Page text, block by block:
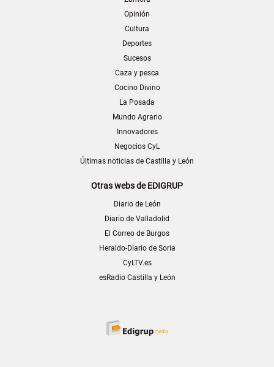
Opinión
Cultura
Deportes
Sucesos
Caza y pesca
Cocino Divino
La Posada
Mundo Agrario
Innovadores
Negocios CyL
Últimas noticias de Castilla y León
Otras webs de EDIGRUP
Diario de León
Diario de Valladolid
El Correo de Burgos
Heraldo-Diario de Soria
CyLTV.es
esRadio Castilla y León